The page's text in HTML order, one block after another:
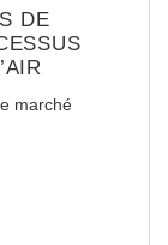
DE
marché